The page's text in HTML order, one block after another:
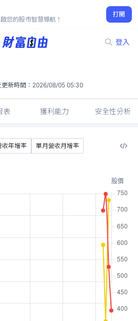
您的股市智慧導航！
打開
登入
1.53%
新時間： 2026/08/05 05:30
表 獲利能力 安全性分析
收年增率
單月營收月增率